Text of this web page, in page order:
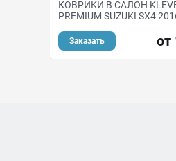
КОВРИКИ В САЛОН
PREMIUM SUZUKI SX4
Заказать от